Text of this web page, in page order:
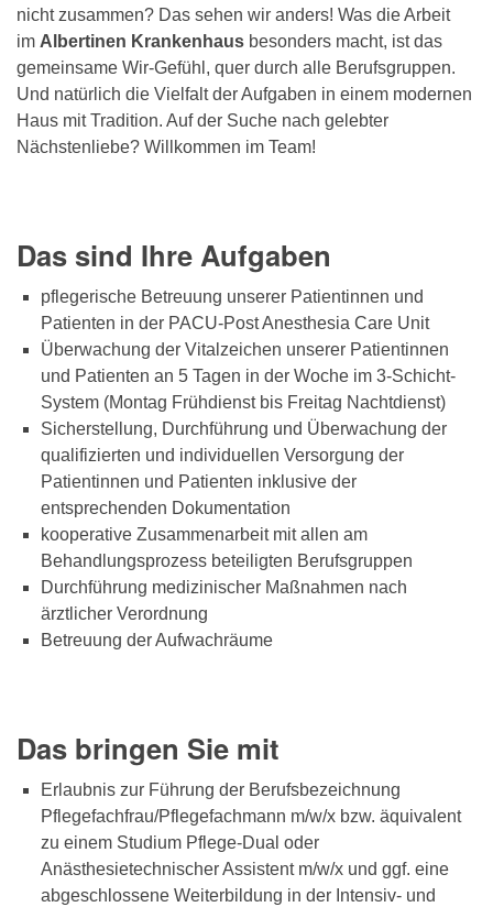
nicht zusammen? Das sehen wir anders! Was die Arbeit
im Albertinen Krankenhaus besonders macht, ist das
gemeinsame Wir-Gefühl, quer durch alle Berufsgruppen.
Und natürlich die Vielfalt der Aufgaben in einem modernen
Haus mit Tradition. Auf der Suche nach gelebter
Nächstenliebe? Willkommen im Team!
Das sind Ihre Aufgaben
pflegerische Betreuung unserer Patientinnen und
Patienten in der PACU-Post Anesthesia Care Unit
Überwachung der Vitalzeichen unserer Patientinnen
und Patienten an 5 Tagen in der Woche im 3-Schicht-
System (Montag Frühdienst bis Freitag Nachtdienst)
Sicherstellung, Durchführung und Überwachung der
qualifizierten und individuellen Versorgung der
Patientinnen und Patienten inklusive der
entsprechenden Dokumentation
kooperative Zusammenarbeit mit allen am
Behandlungsprozess beteiligten Berufsgruppen
Durchführung medizinischer Maßnahmen nach
ärztlicher Verordnung
Betreuung der Aufwachräume
Das bringen Sie mit
Erlaubnis zur Führung der Berufsbezeichnung
Pflegefachfrau/Pflegefachmann m/w/x bzw. äquivalent
zu einem Studium Pflege-Dual oder
Anästhesietechnischer Assistent m/w/x und ggf. eine
abgeschlossene Weiterbildung in der Intensiv- und